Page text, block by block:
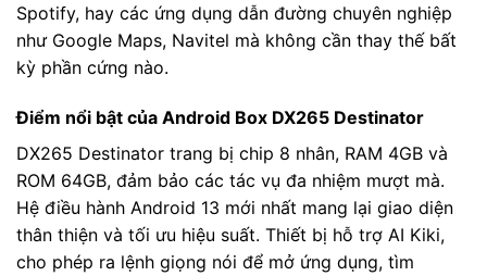
Spotify, hay các ứng dụng dẫn đường chuyên nghiệp
như Google Maps, Navitel mà không cần thay thế bất
kỳ phần cứng nào.
Điểm nổi bật của Android Box DX265 Destinator
DX265 Destinator trang bị chip 8 nhân, RAM 4GB và
ROM 64GB, đảm bảo các tác vụ đa nhiệm mượt mà.
Hệ điều hành Android 13 mới nhất mang lại giao diện
thân thiện và tối ưu hiệu suất. Thiết bị hỗ trợ AI Kiki,
cho phép ra lệnh giọng nói để mở ứng dụng, tìm